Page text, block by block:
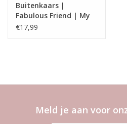
Buitenkaars |
Fabulous Friend | My
flame
€17,99
Meld je aan voor